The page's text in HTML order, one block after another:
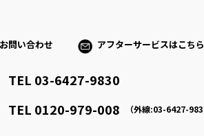
問い合わせ アフターサービスはこちら
TEL 03-6427-9830
TEL 0120-979-008 （外線:03-6427-